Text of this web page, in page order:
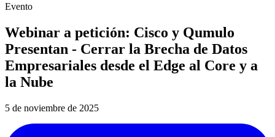
Evento
Webinar a petición: Cisco y Qumulo
Presentan - Cerrar la Brecha de Datos
Empresariales desde el Edge al Core y a
la Nube
5 de noviembre de 2025